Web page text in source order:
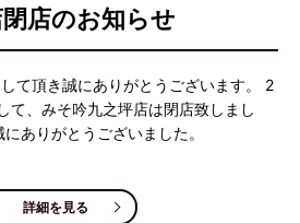
店のお知らせ
て頂き誠にありがとうございます。 2
て、みそ吟九之坪店は閉店致しまし
ありがとうございました。
詳細を見る